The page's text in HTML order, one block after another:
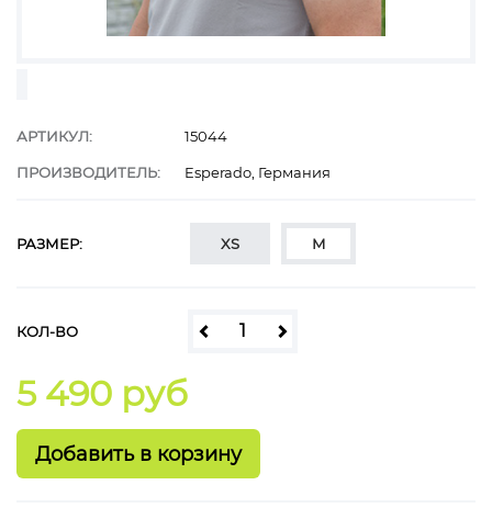
АРТИКУЛ: 15044
ПРОИЗВОДИТЕЛЬ: Esperado, Германия
РАЗМЕР: XS M
КОЛ-ВО
5 490 руб